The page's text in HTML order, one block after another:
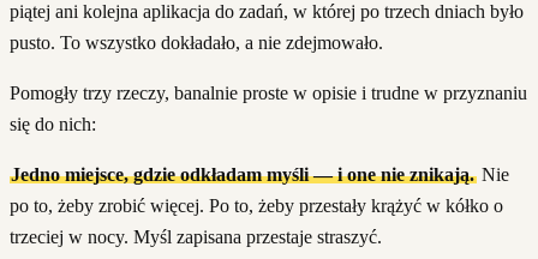
piątej ani kolejna aplikacja do zadań, w której po trzech dniach było
pusto. To wszystko dokładało, a nie zdejmowało.
Pomogły trzy rzeczy, banalnie proste w opisie i trudne w przyznaniu
się do nich:
Jedno miejsce, gdzie odkładam myśli — i one nie znikają.Nie
po to, żeby zrobić więcej. Po to, żeby przestały krążyć w kółko o
trzeciej w nocy. Myśl zapisana przestaje straszyć.